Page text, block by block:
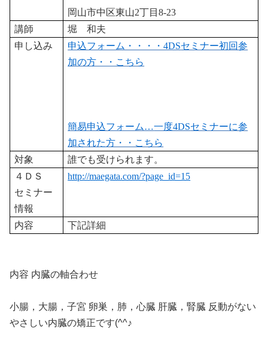
岡山市中区東山2丁目8-23
講師
堀 和夫
申し込み
申込フォーム・・・・4DSセミナー初回参
加の方・・こちら
簡易申込フォーム…一度4DSセミナーに参
加された方・・こちら
対象
誰でも受けられます。
４ＤＳ
セミナー
情報
http://maegata.com/?page_id=15
内容 下記詳細
内容 内臓の軸合わせ
小腸，大腸，子宮 卵巣，肺，心臓 肝臓，腎臓 反動がない
やさしい内臓の矯正です(^^♪